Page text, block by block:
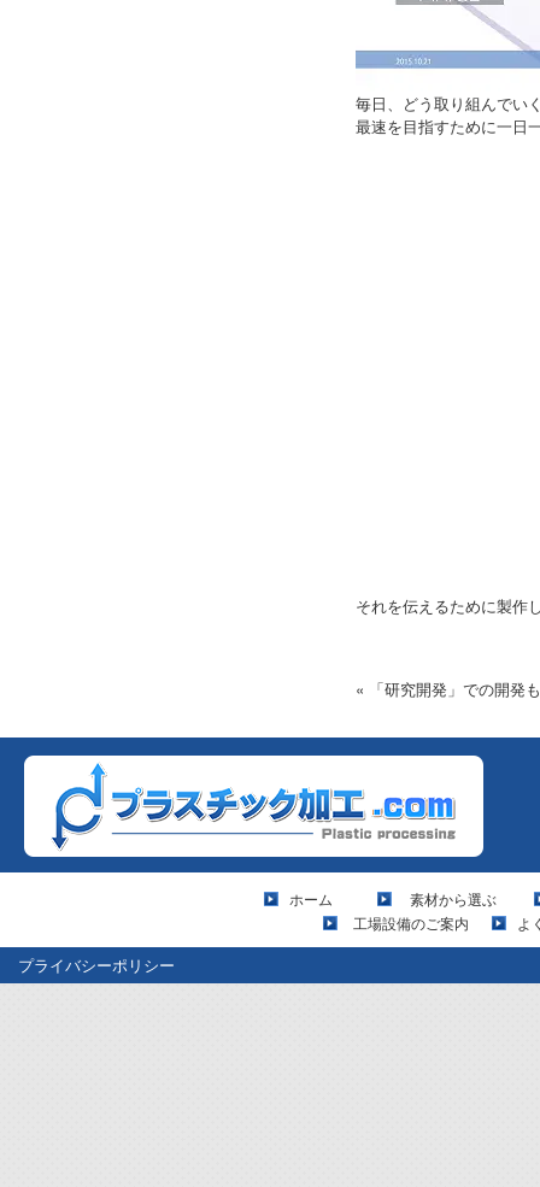
毎日、どう取り組んでい
最速を目指すために一日
それを伝えるために製作
« 「研究開発」での開発
ホーム
素材から選ぶ
工場設備のご案内
よ
プライバシーポリシー